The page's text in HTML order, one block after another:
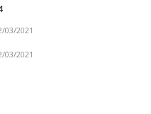
03/2021
03/2021